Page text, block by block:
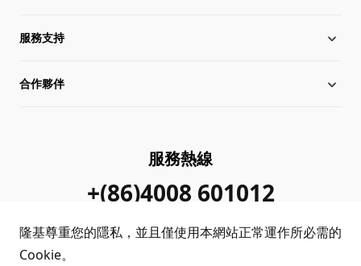
全球化布局
管理層信息
行業動態
在線研討會
服務支持
下載中心
合作夥伴
服務熱線
+(86)4008 601012
隆基尊重您的隱私，並且僅使用本網站正常運作所必需的
Cookie。